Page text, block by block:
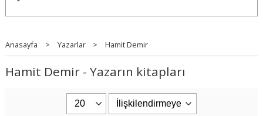
Anasayfa > Yazarlar > Hamit Demir
Hamit Demir - Yazarın kitapları